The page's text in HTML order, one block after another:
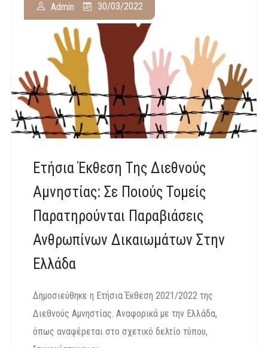
Ετήσια Έκθεση Της Διεθνούς
Αμνηστίας: Σε Ποιούς Τομείς
Παρατηρούνται Παραβιάσεις
Ανθρωπίνων Δικαιωμάτων Στην
Ελλάδα
Admin 30/03/2022
Δημοσιεύθηκε η Ετήσια Έκθεση 2021/2022 της
Διεθνούς Αμνηστίας. Αναφορικά με την Ελλάδα,
όπως αναφέρεται στο σχετικό δελτίο τύπου,